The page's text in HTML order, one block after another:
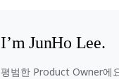
I’m JunHo Lee.
평범한 Product Owner에